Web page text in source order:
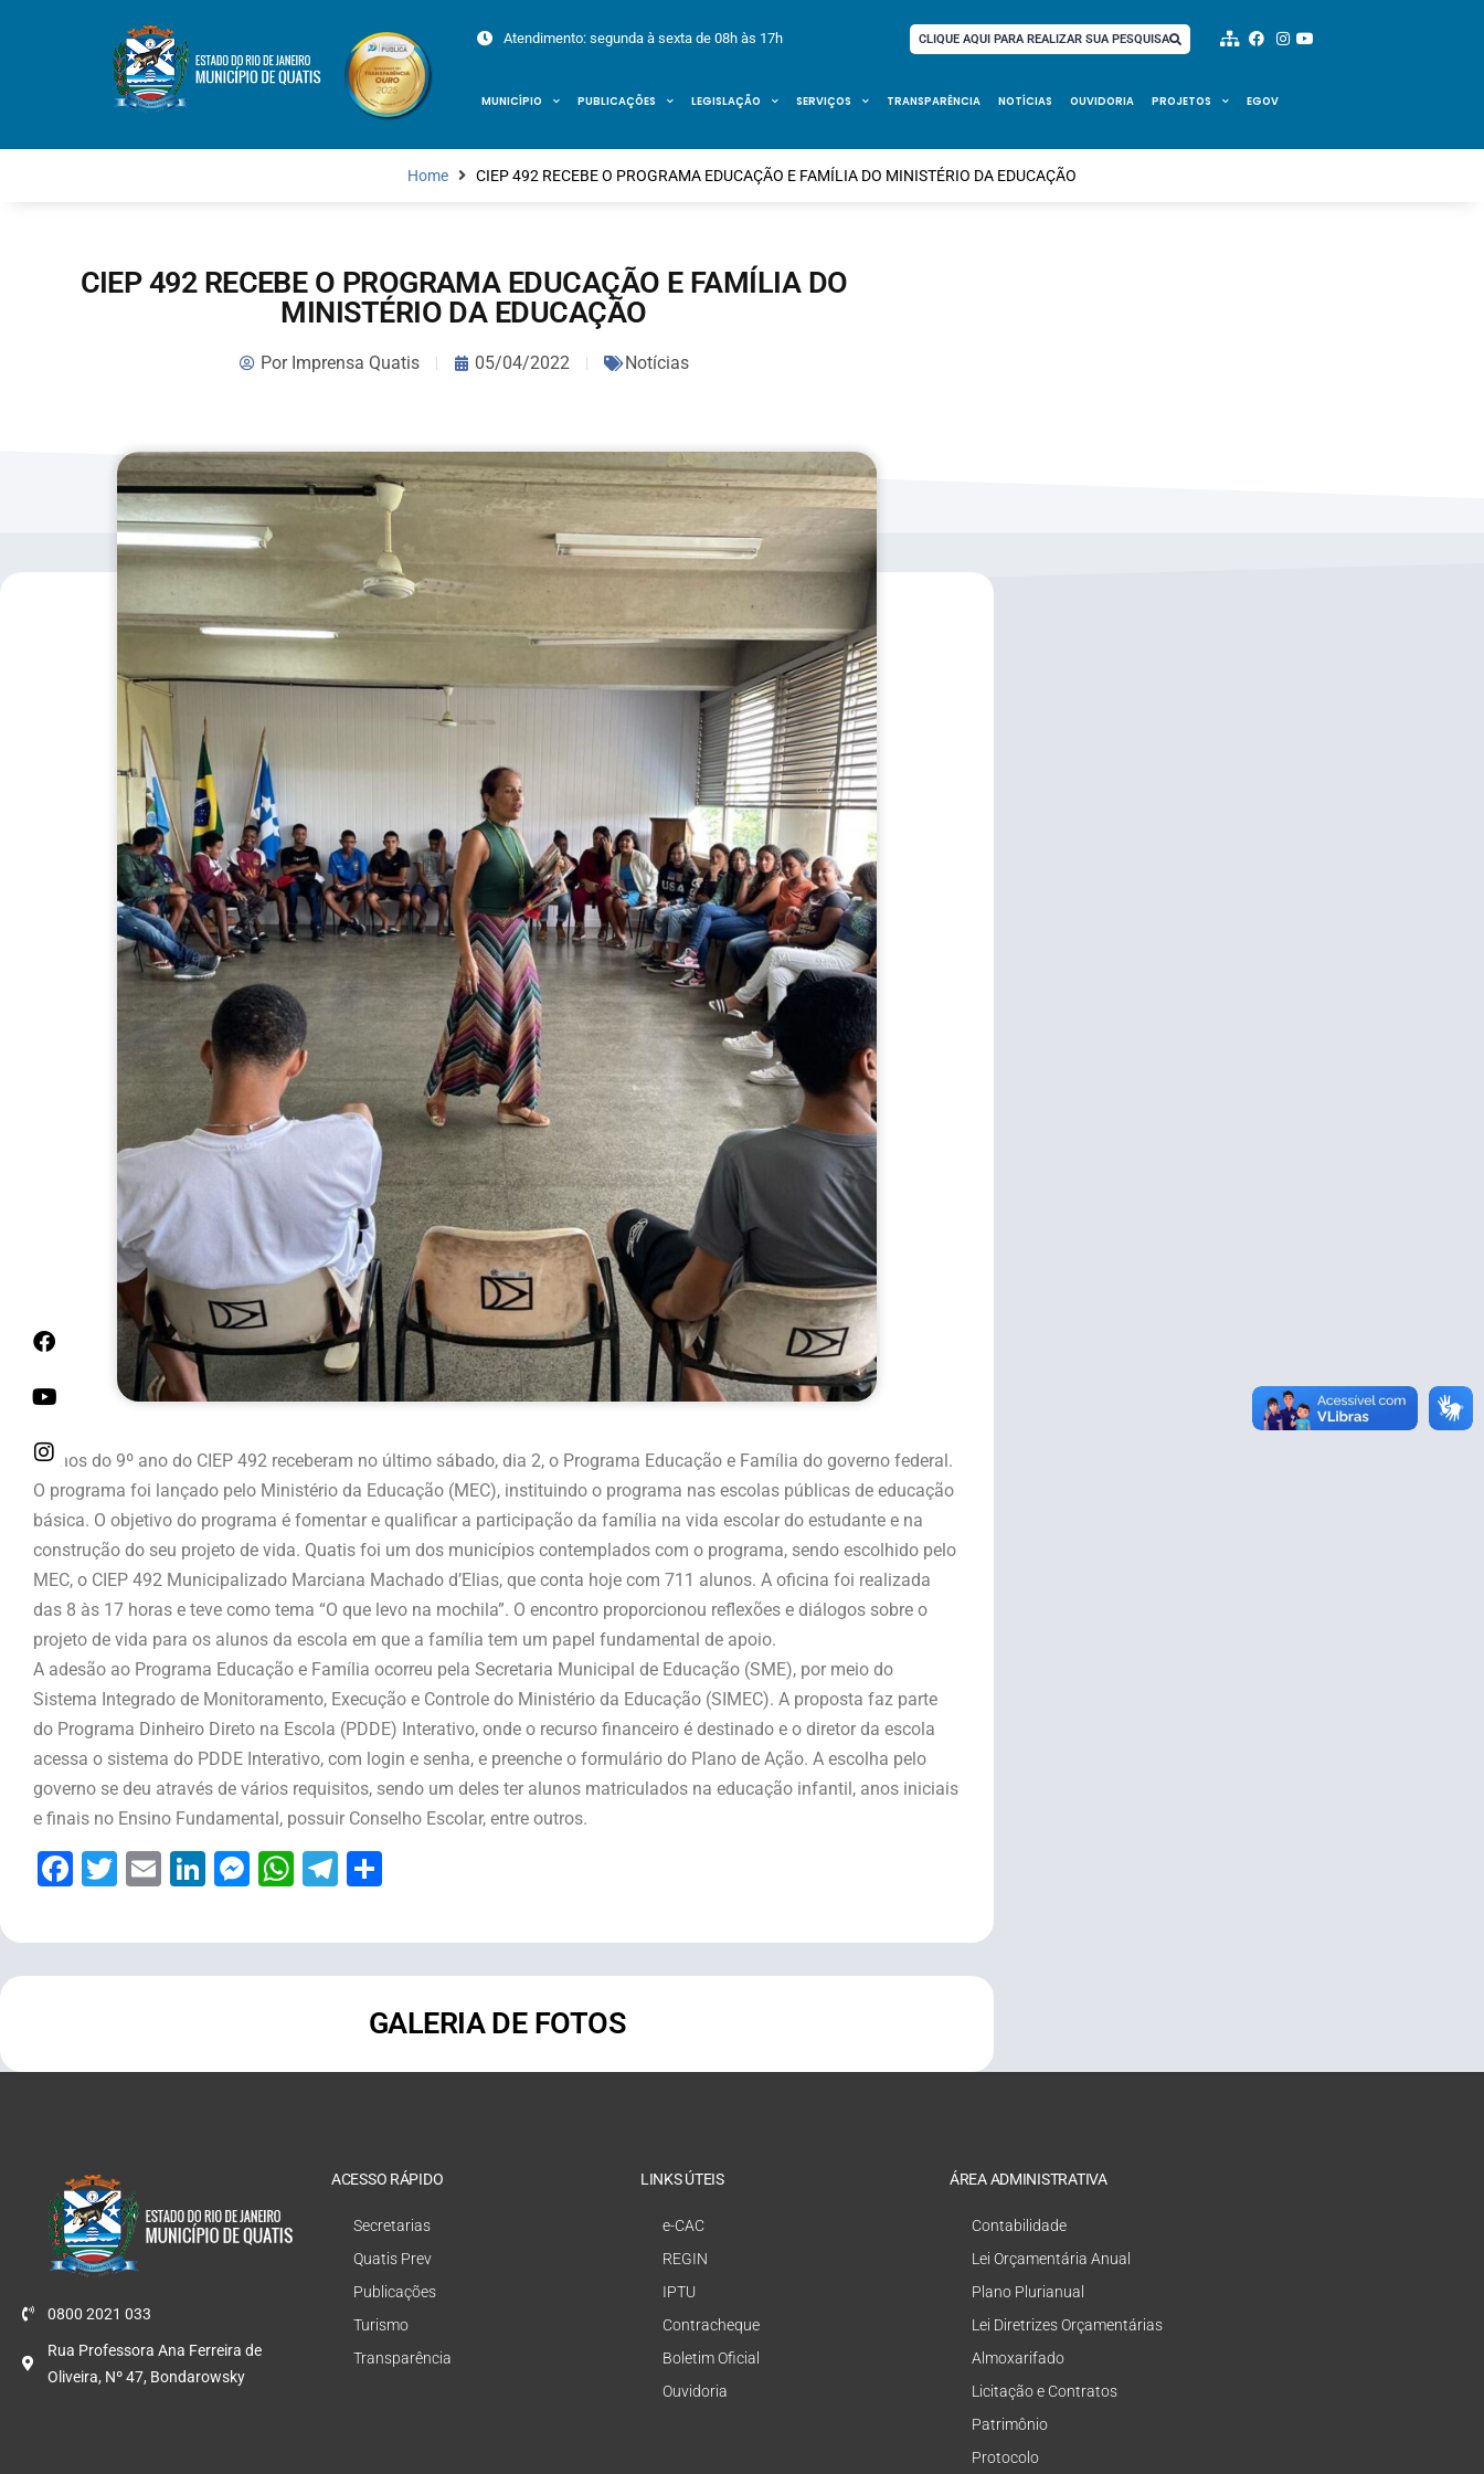
Atendimento: segunda à sexta de 08h às 17h CLIQUE AQUI PARA REALIZAR SUA PESQUISA
MUNICÍPIO PUBLICAÇÕES LEGISLAÇÃO SERVIÇOS TRANSPARÊNCIA NOTÍCIAS OUVIDORIA PROJETOS EGOV
Home CIEP 492 RECEBE O PROGRAMA EDUCAÇÃO E FAMÍLIA DO MINISTÉRIO DA EDUCAÇÃO
CIEP 492 RECEBE O PROGRAMA EDUCAÇÃO E FAMÍLIA DO
MINISTÉRIO DA EDUCAÇÃO
PorImprensa Quatis 05/04/2022 Notícias
Alunos do 9º ano do CIEP 492 receberam no último sábado, dia 2, o Programa Educação e Família do governo federal.
O programa foi lançado pelo Ministério da Educação (MEC), instituindo o programa nas escolas públicas de educação
básica. O objetivo do programa é fomentar e qualificar a participação da família na vida escolar do estudante e na
construção do seu projeto de vida. Quatis foi um dos municípios contemplados com o programa, sendo escolhido pelo
MEC, o CIEP 492 Municipalizado Marciana Machado d’Elias, que conta hoje com 711 alunos. A oficina foi realizada
das 8 às 17 horas e teve como tema “O que levo na mochila”. O encontro proporcionou reflexões e diálogos sobre o
projeto de vida para os alunos da escola em que a família tem um papel fundamental de apoio.
A adesão ao Programa Educação e Família ocorreu pela Secretaria Municipal de Educação (SME), por meio do
Sistema Integrado de Monitoramento, Execução e Controle do Ministério da Educação (SIMEC). A proposta faz parte
do Programa Dinheiro Direto na Escola (PDDE) Interativo, onde o recurso financeiro é destinado e o diretor da escola
acessa o sistema do PDDE Interativo, com login e senha, e preenche o formulário do Plano de Ação. A escolha pelo
governo se deu através de vários requisitos, sendo um deles ter alunos matriculados na educação infantil, anos iniciais
e finais no Ensino Fundamental, possuir Conselho Escolar, entre outros.
Facebook
Twitter
EmailLinkedIn
Messenger
WhatsApp
Telegram
GALERIA DE FOTOS
0800 2021 033
Rua Professora Ana Ferreira de
Oliveira, Nº 47, Bondarowsky
ACESSO RÁPIDO
Secretarias
Quatis Prev
Publicações
Turismo
Transparência
LINKS ÚTEIS
e-CAC
REGIN
IPTU
Contracheque
Boletim Oficial
Ouvidoria
ÁREA ADMINISTRATIVA
Contabilidade
Lei Orçamentária Anual
Plano Plurianual
Lei Diretrizes Orçamentárias
Almoxarifado
Licitação e Contratos
Patrimônio
Protocolo